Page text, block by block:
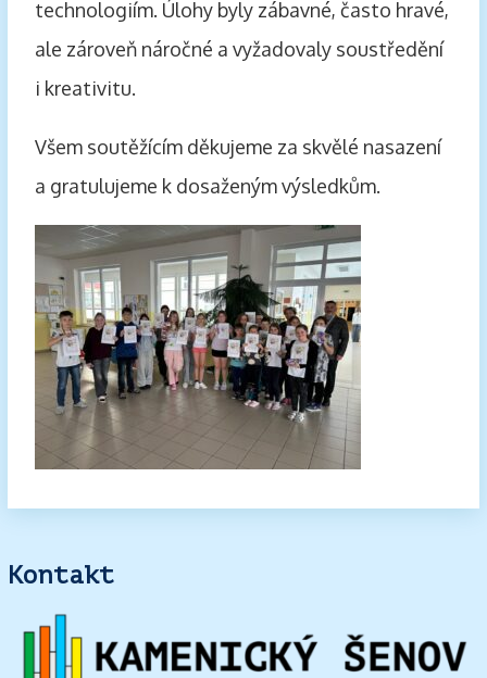
technologiím. Úlohy byly zábavné, často hravé,
ale zároveň náročné a vyžadovaly soustředění
i kreativitu.
Všem soutěžícím děkujeme za skvělé nasazení
a gratulujeme k dosaženým výsledkům.
Kontakt